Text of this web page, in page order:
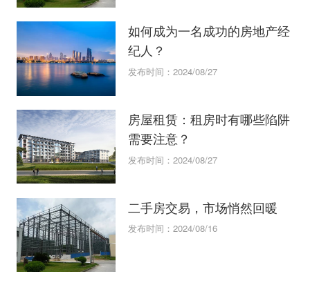
如何成为一名成功的房地产经
纪人？
发布时间：2024/08/27
房屋租赁：租房时有哪些陷阱
需要注意？
发布时间：2024/08/27
二手房交易，市场悄然回暖
发布时间：2024/08/16